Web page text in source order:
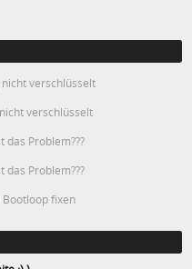
verschlüsselt
verschlüsselt
das Problem???
das Problem???
Bootloop fixen